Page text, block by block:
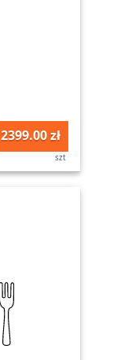
2399.00 zł
szt